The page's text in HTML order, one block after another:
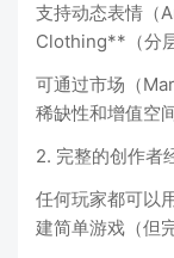
支持动态表情（
Clothing**（分
可通过市场（
稀缺性和增值空
2. 完整的创作者
任何玩家都可以
建简单游戏（但